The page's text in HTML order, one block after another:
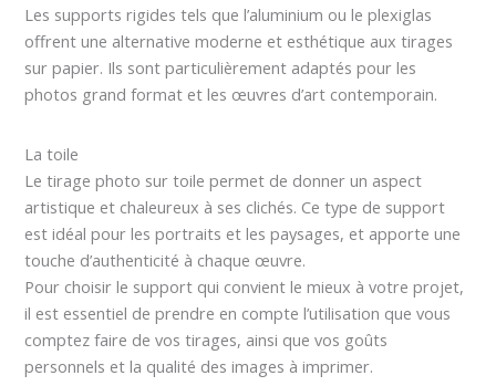
Les supports rigides tels que l’aluminium ou le plexiglas
offrent une alternative moderne et esthétique aux tirages
sur papier. Ils sont particulièrement adaptés pour les
photos grand format et les œuvres d’art contemporain.
La toile
Le tirage photo sur toile permet de donner un aspect
artistique et chaleureux à ses clichés. Ce type de support
est idéal pour les portraits et les paysages, et apporte une
touche d’authenticité à chaque œuvre.
Pour choisir le support qui convient le mieux à votre projet,
il est essentiel de prendre en compte l’utilisation que vous
comptez faire de vos tirages, ainsi que vos goûts
personnels et la qualité des images à imprimer.